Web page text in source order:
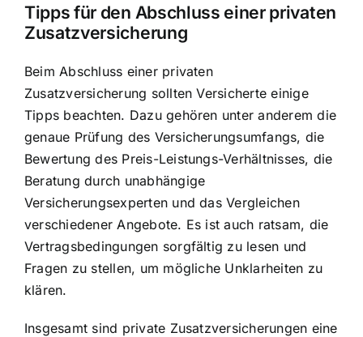
Tipps für den Abschluss einer privaten
Zusatzversicherung
Beim Abschluss einer privaten
Zusatzversicherung sollten Versicherte einige
Tipps beachten. Dazu gehören unter anderem die
genaue Prüfung des Versicherungsumfangs, die
Bewertung des Preis-Leistungs-Verhältnisses, die
Beratung durch unabhängige
Versicherungsexperten und das Vergleichen
verschiedener Angebote. Es ist auch ratsam, die
Vertragsbedingungen sorgfältig zu lesen und
Fragen zu stellen, um mögliche Unklarheiten zu
klären.
Insgesamt sind private Zusatzversicherungen eine